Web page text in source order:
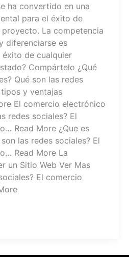
ha convertido en una
para el éxito de
La competencia
diferenciarse es
de cualquier
Compártelo ¿Qué
Qué son las redes
y ventajas
El comercio electrónico
redes sociales? El
Read More ¿Que es
son las redes sociales? El
Read More La
un Sitio Web Ver Mas
El comercio